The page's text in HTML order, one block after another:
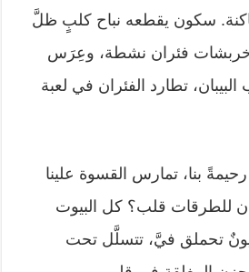
سكون يقطعه نباح كلبٍ ظلَّ
خربشات فئران نشطة، وعِرَس
تطارد الفئران في لعبة
بنا، تمارس القسوة علينا
للطرقات قلب؟ كل البيوت
تحملق فيَّ، تتسلَّل تحت